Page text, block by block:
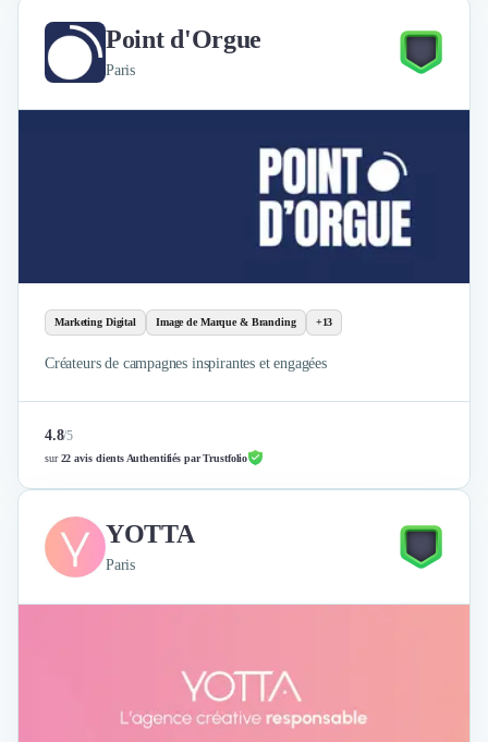
Point d'Orgue
Paris
Marketing Digital Image de Marque & Branding +13
Créateurs de campagnes inspirantes et engagées
4.8/5
sur22 avis clients Authentifiés par Trustfolio
YOTTA
Paris